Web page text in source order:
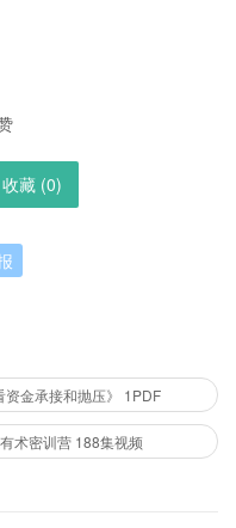
收藏 (0)
资金承接和抛压》 1PDF
术密训营 188集视频